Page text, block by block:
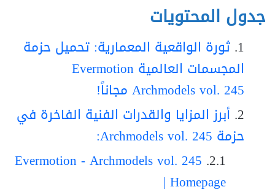
جدول المحتويات
ثورة الواقعية المعمارية: تحميل حزمة
المجسمات العالمية Evermotion
Archmodels vol. 245 مجاناً!
أبرز المزايا والقدرات الفنية الفاخرة في
حزمة Archmodels vol. 245:
Evermotion - Archmodels vol. 245
| Homepage